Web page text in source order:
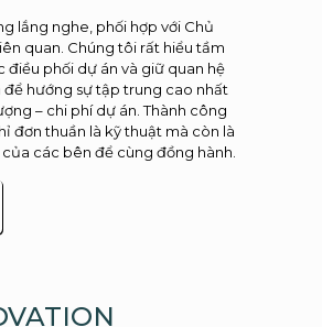
lắng nghe, phối hợp với Chủ
quan. Chúng tôi rất hiểu tầm
điều phối dự án và giữ quan hệ
hướng sự tập trung cao nhất
– chi phí dự án. Thành công
đơn thuần là kỹ thuật mà còn là
các bên để cùng đồng hành.